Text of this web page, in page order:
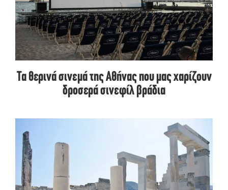
Τα θερινά σινεμά της Αθήνας που μας χαρίζουν
δροσερά σινεφίλ βράδια